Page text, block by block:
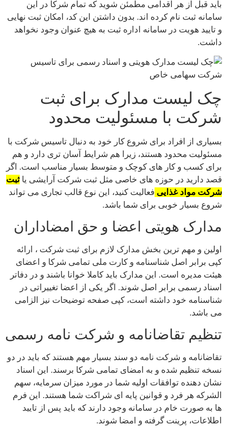
باید قبل از هر اقدامی مطمئن شوید که تمام شرکا در این
سامانه ثبت نام کرده اند. بدون داشتن این کد، امکان ثبت نهایی
و تایید هویت در سامانه اداره ثبت به هیچ عنوان وجود نخواهد
داشت.
چک لیست مدارک برای ثبت
شرکت با مسئولیت محدود
بسیاری از افراد برای شروع کار خود به دنبال تاسیس شرکت با
مسئولیت محدود هستند، زیرا هم شرایط آسان تری دارد و هم
برای کسب و کار های کوچک و متوسط بسیار مناسب است. اگر
قصد دارید در حوزه های خاصی مثل ثبت شرکت آرایشی یا ثبت
شرکت مواد غذایی فعالیت کنید، این نوع قالب تجاری می تواند
شروع بسیار خوبی برای شما باشد.
مدارک هویتی اعضا و حق امضاداران
اولین و مهم ترین بخش مدارک لازم برای ثبت شرکت ، ارائه
کپی برابر اصل شناسنامه و کارت ملی تمامی شرکا و اعضای
هیئت مدیره است. این مدارک باید کاملا خوانا باشند و در دفاتر
اسناد رسمی برابر اصل شوند. اگر یکی از اعضا تغییراتی در
شناسنامه خود داشته است، کپی صفحه توضیحات نیز الزامی
می باشد.
تنظیم تقاضانامه و شرکت نامه رسمی
تقاضانامه و شرکت نامه دو سند بسیار مهم هستند که باید در دو
نسخه تنظیم شده و به امضای تمامی شرکا برسند. این اسناد
نشان دهنده توافقات اولیه شما در مورد میزان سرمایه، سهم
الشرکه هر فرد و قوانین پایه ای شراکت شما هستند. این فرم
ها به صورت خام در سامانه وجود دارند که باید پس از تایید
اطلاعات، پرینت گرفته و امضا شوند.